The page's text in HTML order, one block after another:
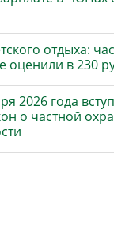
отдыха:
оценили в 230
2026 года
о частной